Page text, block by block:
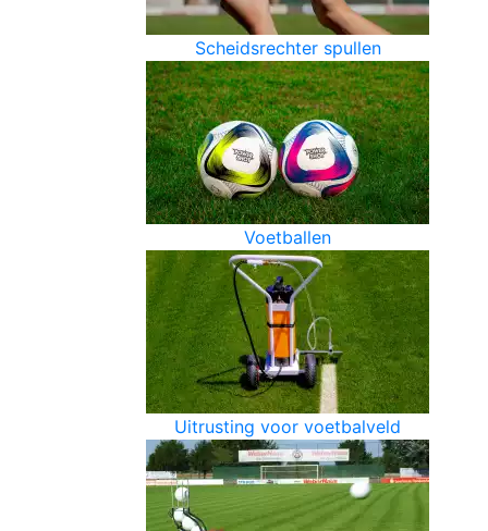
Scheidsrechter spullen
Voetballen
Uitrusting voor voetbalveld